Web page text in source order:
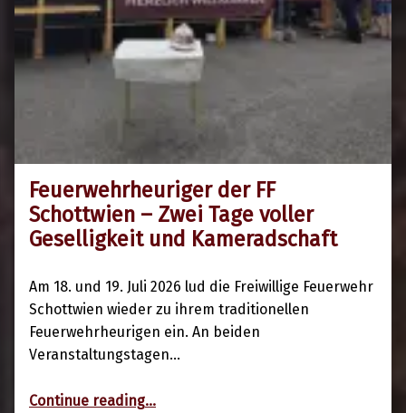
Feuerwehrheuriger der FF
Schottwien – Zwei Tage voller
Geselligkeit und Kameradschaft
Am 18. und 19. Juli 2026 lud die Freiwillige Feuerwehr
Schottwien wieder zu ihrem traditionellen
Feuerwehrheurigen ein. An beiden
Veranstaltungstagen…
Continue reading“Feuerwehrheuriger der FF Schottwien – Zwei Tage voller Geselligkeit und Kameradschaft”
…
21. Juli 2026